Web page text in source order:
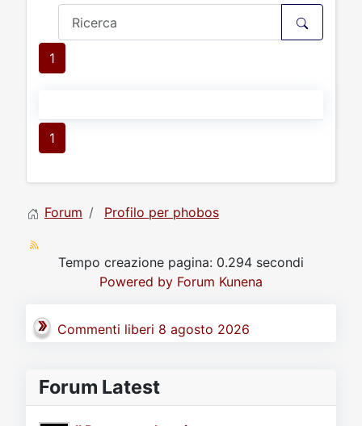
1
1
Forum Profilo per phobos
Tempo creazione pagina: 0.294 secondi
Powered by Forum Kunena
Commenti liberi 8 agosto 2026
Forum Latest